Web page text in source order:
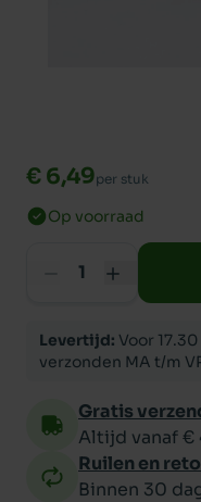
€ 6,49per stuk
Op voorraad
Levertijd: Voor
verzonden MA t/m
Gratis
Altijd vanaf €
Ruilen en
Binnen 30